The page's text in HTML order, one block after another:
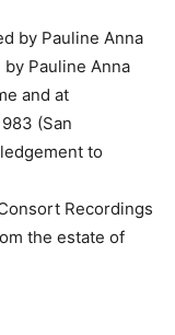
by Pauline Anna
Pauline Anna
and at
(San
to
Recordings
the estate of